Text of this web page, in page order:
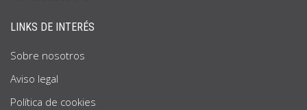
LINKS DE INTERÉS
Sobre nosotros
Aviso legal
Política de cookies